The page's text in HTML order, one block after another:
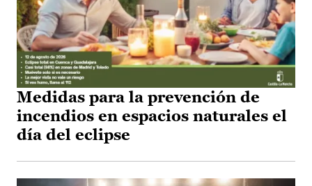
Medidas para la prevención de
incendios en espacios naturales el
día del eclipse